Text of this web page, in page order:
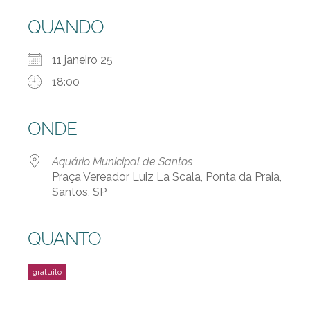
QUANDO
11 janeiro 25
18:00
ONDE
Aquário Municipal de Santos
Praça Vereador Luiz La Scala, Ponta da Praia,
Santos, SP
QUANTO